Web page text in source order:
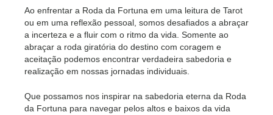
Ao enfrentar a Roda da Fortuna em uma leitura de Tarot
ou em uma reflexão pessoal, somos desafiados a abraçar
a incerteza e a fluir com o ritmo da vida. Somente ao
abraçar a roda giratória do destino com coragem e
aceitação podemos encontrar verdadeira sabedoria e
realização em nossas jornadas individuais.
Que possamos nos inspirar na sabedoria eterna da Roda
da Fortuna para navegar pelos altos e baixos da vida